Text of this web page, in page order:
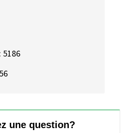
5186
une question?